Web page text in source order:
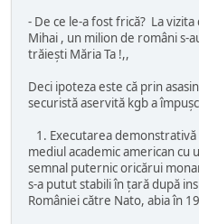
- De ce le-a fost frică? La
Mihai , un milion de români s-
trăieşti Măria Ta !,,
Deci ipoteza este că prin
securistă aservită kgb a
1. Executarea
mediul academic american cu
semnal puternic oricărui
s-a putut stabili în ţară după
României către Nato, abia în